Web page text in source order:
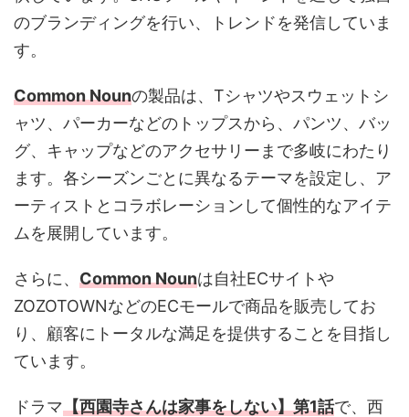
のブランディングを行い、トレンドを発信していま
す​。
Common Nounの製品は、Tシャツやスウェットシ
ャツ、パーカーなどのトップスから、パンツ、バッ
グ、キャップなどのアクセサリーまで多岐にわたり
ます。各シーズンごとに異なるテーマを設定し、ア
ーティストとコラボレーションして個性的なアイテ
ムを展開しています​。
さらに、 Common Nounは自社ECサイトや
ZOZOTOWNなどのECモールで商品を販売してお
り、顧客にトータルな満足を提供することを目指し
ています​。
ドラマ【西園寺さんは家事をしない】第1話で、西